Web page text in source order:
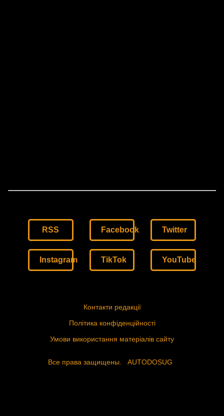
RSS Facebook Twitter
Instagram TikTok YouTube
Контакти редакції
Політика конфіденційності
Умови використання матеріалів сайту
Все права защищены. AUTODOSUG